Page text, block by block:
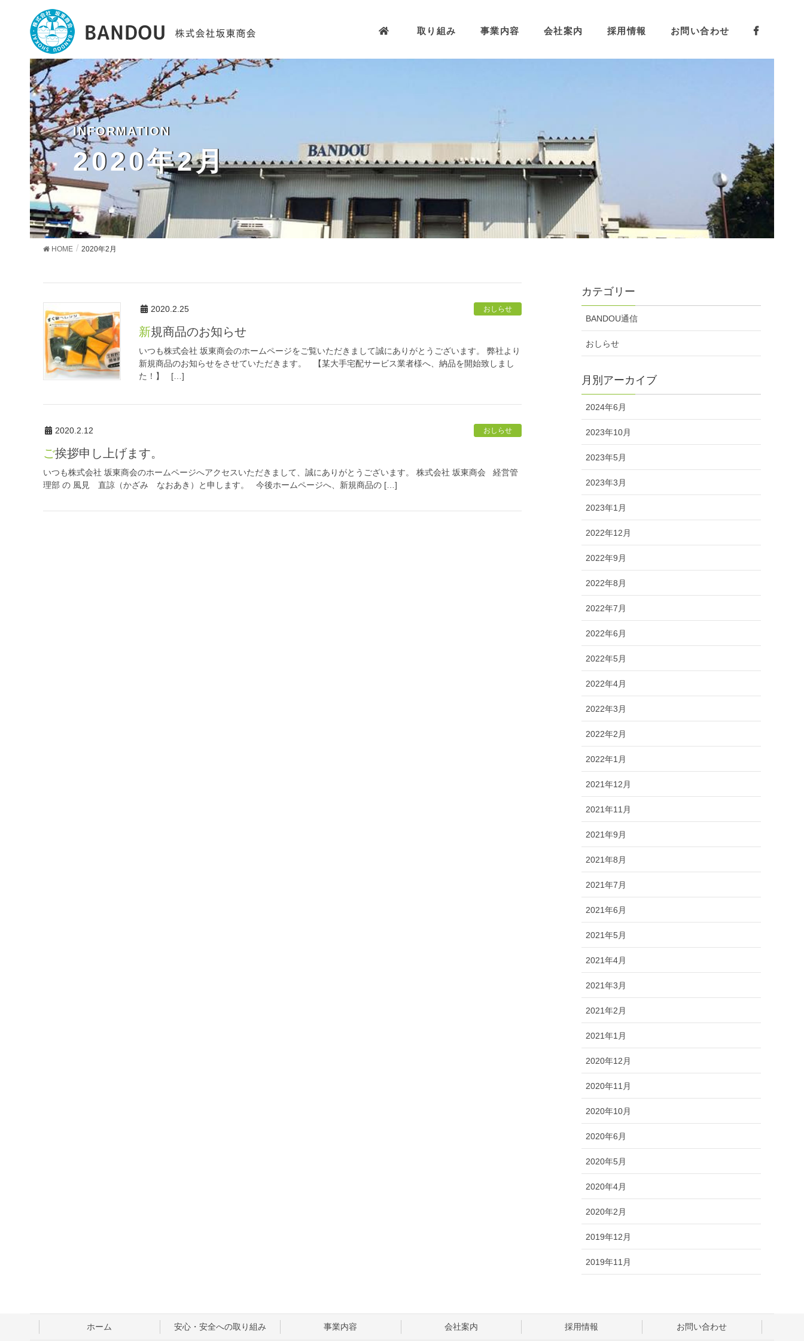
取り組み 事業内容 会社案内 採用情報 お問い合わせ
2020年2月
HOME 2020年2月
2020.2.25 おしらせ
新規商品のお知らせ
いつも株式会社 坂東商会のホームページをご覧いただきまして誠にありがとうございます。 弊社より
新規商品のお知らせをさせていただきます。 【某大手宅配サービス業者様へ、納品を開始致しまし
た！】 […]
2020.2.12 おしらせ
ご挨拶申し上げます。
いつも株式会社 坂東商会のホームページへアクセスいただきまして、誠にありがとうございます。 株式会社 坂東商会 経営管
理部 の 風見 直諒（かざみ なおあき）と申します。 今後ホームページへ、新規商品の […]
カテゴリー
BANDOU通信
おしらせ
月別アーカイブ
2024年6月
2023年10月
2023年5月
2023年3月
2023年1月
2022年12月
2022年9月
2022年8月
2022年7月
2022年6月
2022年5月
2022年4月
2022年3月
2022年2月
2022年1月
2021年12月
2021年11月
2021年9月
2021年8月
2021年7月
2021年6月
2021年5月
2021年4月
2021年3月
2021年2月
2021年1月
2020年12月
2020年11月
2020年10月
2020年6月
2020年5月
2020年4月
2020年2月
2019年12月
2019年11月
ホーム 安心・安全への取り組み 事業内容 会社案内 採用情報 お問い合わせ